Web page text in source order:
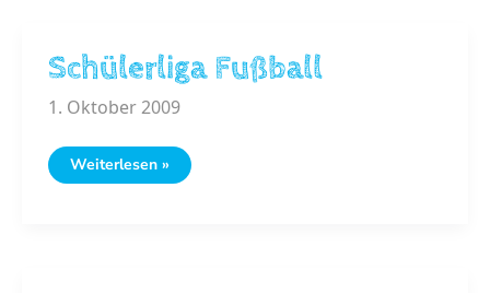
Schülerliga Fußball
1. Oktober 2009
Schülerliga
Fußball
Weiterlesen »